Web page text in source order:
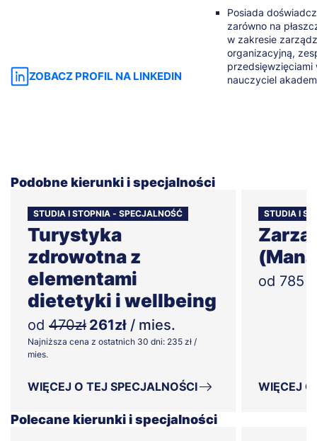
ZOBACZ PROFIL NA LINKEDIN
Posiada
zarówno na
w zakresie
organizacyjną,
przedsięwzięciami
nauczyciel
Podobne kierunki i specjalności
STUDIA I STOPNIA - SPECJALNOŚĆ
Turystyka
zdrowotna z
elementami
dietetyki i wellbeing
od 470zł 261zł / mies.
Najniższa cena z ostatnich 30 dni: 235 zł /
mies.
WIĘCEJ O TEJ SPECJALNOŚCI
STUDIA I
od 785
WIĘCEJ
Polecane kierunki i specjalności